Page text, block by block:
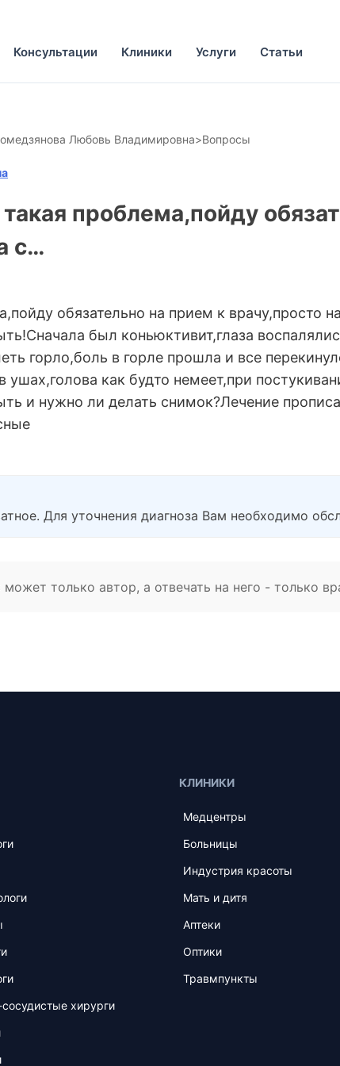
Консультации Клиники Услуги Статьи
Любовь Владимировна>Вопросы
проблема,пойду
с…
обязательно на прием к врачу,просто
был коньюктивит,глаза
горло,боль в горле прошла и все
ушах,голова как будто немеет,при
и нужно ли делать снимок?Лечение
Для уточнения диагноза Вам необходимо
только автор, а отвечать на него - только
хирурги
КЛИНИКИ
Медцентры
Больницы
Индустрия красоты
Мать и дитя
Аптеки
Оптики
Травмпункты